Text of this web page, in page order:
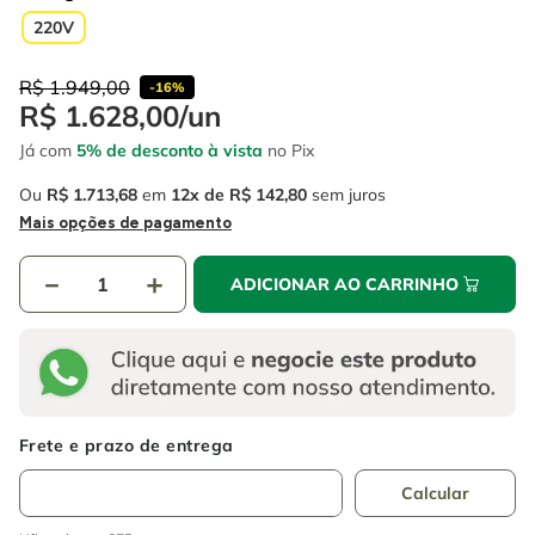
220V
R$ 1.949,00 -16%
R$ 1.628,00/un
Já com 5% de desconto à vista no Pix
Ou R$ 1.713,68 em 12 R$ 142,80 sem juros
Mais opções de pagamento
＋
－ ADICIONAR AO CARRINHO
6º
8 chave impacto
9º cabo flexivel
10 º disco corte
escada
º fio
º serra copo
º chave impacto
disco corte